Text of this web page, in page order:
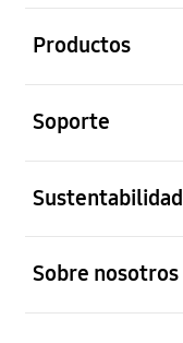
Productos
Soporte
Sustentabilidad
Sobre nosotros